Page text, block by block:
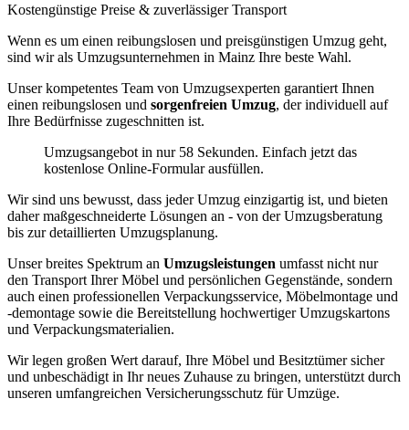
Kostengünstige Preise & zuverlässiger Transport
Wenn es um einen reibungslosen und preisgünstigen Umzug geht,
sind wir als Umzugsunternehmen in Mainz Ihre beste Wahl.
Unser kompetentes Team von Umzugsexperten garantiert Ihnen
einen reibungslosen und sorgenfreien Umzug, der individuell auf
Ihre Bedürfnisse zugeschnitten ist.
Umzugsangebot in nur 58 Sekunden. Einfach jetzt das
kostenlose Online-Formular ausfüllen.
Wir sind uns bewusst, dass jeder Umzug einzigartig ist, und bieten
daher maßgeschneiderte Lösungen an - von der Umzugsberatung
bis zur detaillierten Umzugsplanung.
Unser breites Spektrum an Umzugsleistungen umfasst nicht nur
den Transport Ihrer Möbel und persönlichen Gegenstände, sondern
auch einen professionellen Verpackungsservice, Möbelmontage und
-demontage sowie die Bereitstellung hochwertiger Umzugskartons
und Verpackungsmaterialien.
Wir legen großen Wert darauf, Ihre Möbel und Besitztümer sicher
und unbeschädigt in Ihr neues Zuhause zu bringen, unterstützt durch
unseren umfangreichen Versicherungsschutz für Umzüge.